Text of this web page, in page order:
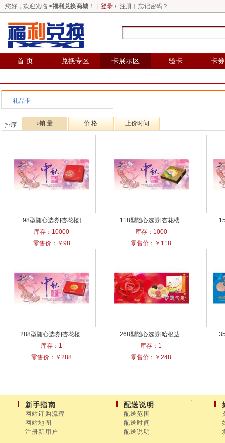
您好，欢迎光临 >福利兑换商城 ！ [ 登录 / 注册 ] 忘记密码？
首 页 兑换专区 卡展示区 验卡 卡
礼品卡
排序 ↓销 量 价 格 上价时间
98型随心选券[杏花楼]
库存：10000
零售价：￥98
118型随心选券[杏花楼..
库存：1000
零售价：￥118
288型随心选券[杏花楼..
库存：1
零售价：￥288
268型随心选券[哈根达..
库存：1
零售价：￥248
新手指南
网站订购流程
网站地图
注册新用户
配送说明
配送范围
配送时间
配送说明